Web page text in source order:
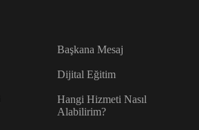
Başkana Mesaj
Dijital Eğitim
Hangi Hizmeti Nasıl
Alabilirim?